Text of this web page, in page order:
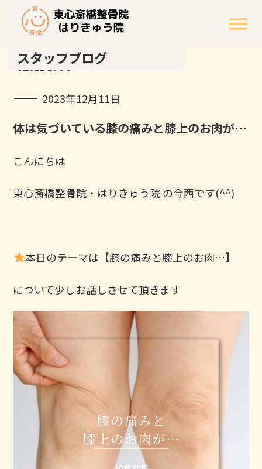
スタッフブログ
STAFF BLOG
2023年12月11日
体は気づいている膝の痛みと膝上のお肉が…
こんにちは
東心斎橋整骨院・はりきゅう院 の今西です(^^)
本日のテーマは【膝の痛みと膝上のお肉…】
について少しお話しさせて頂きます